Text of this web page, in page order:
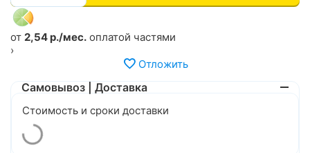
от 2,54 р./мес. оплатой частями
›
Отложить
Самовывоз | Доставка
Стоимость и сроки доставки